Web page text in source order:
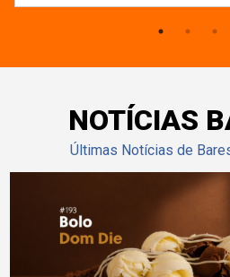
NOTÍCIAS
Últimas Notícias de